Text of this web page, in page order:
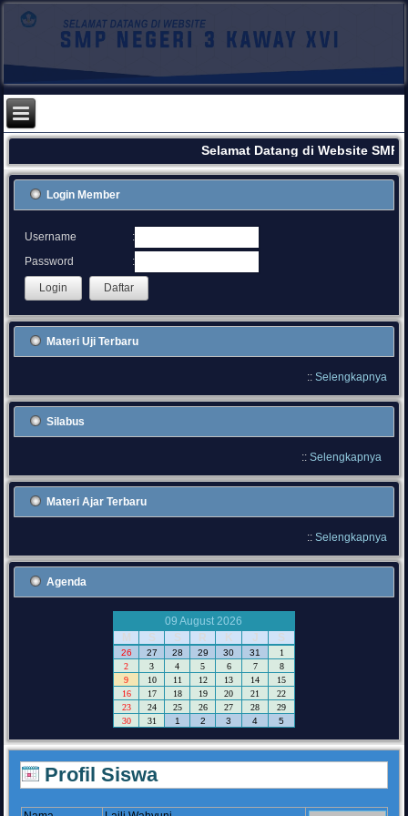
Selamat Datang di Website
Login Member
Username
:
Password
:
Materi Uji Terbaru
:: Selengkapnya
Silabus
:: Selengkapnya
Materi Ajar Terbaru
:: Selengkapnya
Agenda
09 August 2026
M
S S R K J S
26 27 28 29 30 31
1
2
3 4 5 6 7
8
9
10 11 12 13 14
15
16
17 18 19 20 21
22
23
24 25 26 27 28
29
30
31 1 2 3 4 5
Profil Siswa